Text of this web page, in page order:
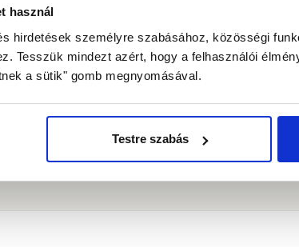
használ
hirdetések személyre szabásához, közösségi
Tesszük mindezt azért, hogy a felhasználói
a sütik" gomb megnyomásával.
Testre szabás
Air tali